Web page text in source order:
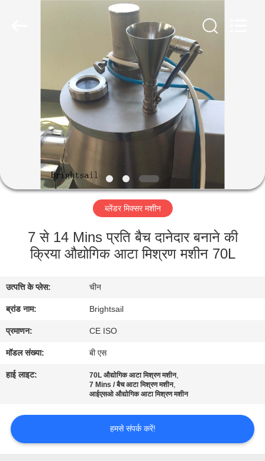
उत्पादों
वीडियो
हमारे
बारे
कारखाना
गुणवत्ता
नियंत्रण
संपर्क
समाचार
ब्लेंडर मिक्सर मशीन
7 से 14 Mins प्रति बैच दानेदार बनाने की
क्रिया औद्योगिक आटा मिश्रण मशीन 70L
उत्पत्ति के प्लेस: चीन
ब्रांड नाम: Brightsail
प्रमाणन: CE ISO
मॉडल संख्या: बी एस
हाई लाइट: 70L औद्योगिक आटा मिश्रण मशीन,
7 Mins / बैच आटा मिश्रण मशीन,
आईएसओ औद्योगिक आटा मिश्रण मशीन
हमसे संपर्क करें!